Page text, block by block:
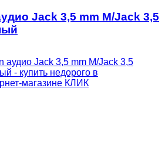
Jack 3,5 mm M/Jack 3,5